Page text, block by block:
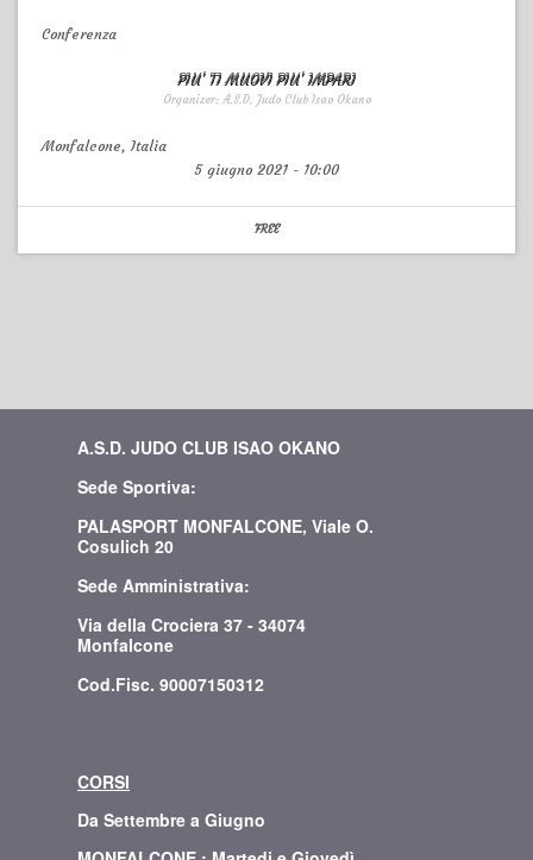
Conferenza
PIU' TI MUOVI PIU' IMPARI
Organizer: A.S.D. Judo Club Isao Okano
Monfalcone,Italia
5 giugno 2021 - 10:00
FREE
A.S.D. JUDO CLUB ISAO OKANO
Sede Sportiva:
PALASPORT MONFALCONE, Viale O.
Cosulich 20
Sede Amministrativa:
Via della Crociera 37 - 34074
Monfalcone
Cod.Fisc. 90007150312
CORSI
Da Settembre a Giugno